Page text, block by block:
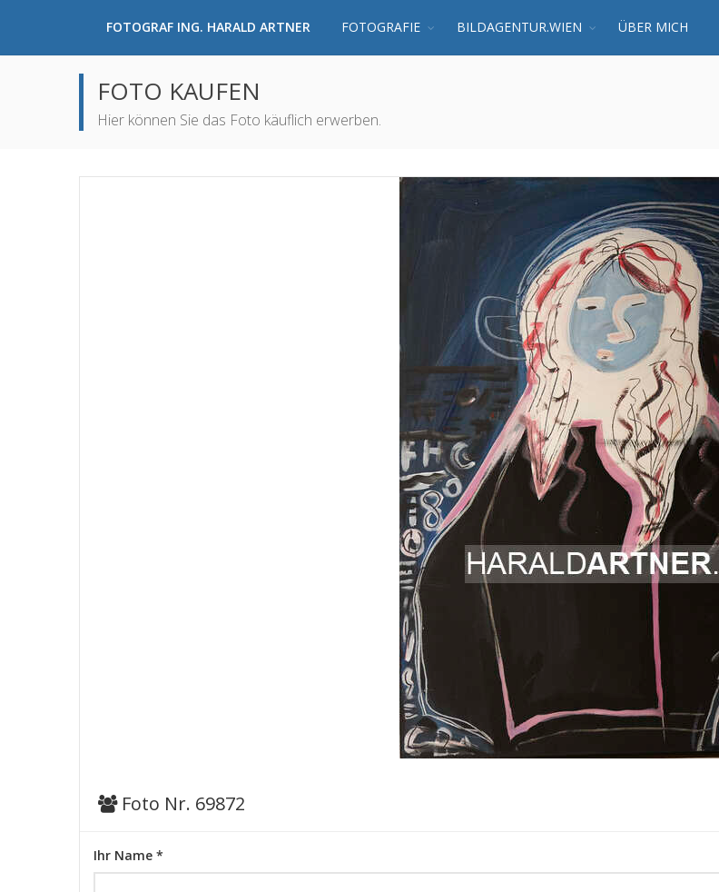
FOTOGRAF ING. HARALD ARTNER FOTOGRAFIE BILDAGENTUR.WIEN ÜBER MICH
FOTO KAUFEN
Hier können Sie das Foto käuflich erwerben.
Foto Nr. 69872
Ihr Name *